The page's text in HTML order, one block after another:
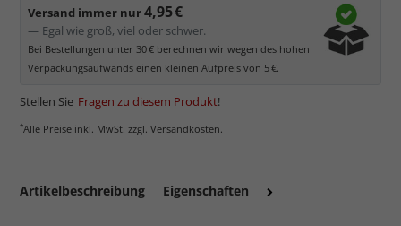
Versand immer nur4,95 €
— Egal wie groß, viel oder schwer.
Bei Bestellungen unter 30 € berechnen wir wegen des hohen
Verpackungsaufwands einen kleinen Aufpreis von 5 €.
Stellen Sie Fragen zu diesem Produkt!
*Alle Preise inkl. MwSt. zzgl. Versandkosten.
Artikelbeschreibung Eigenschaften